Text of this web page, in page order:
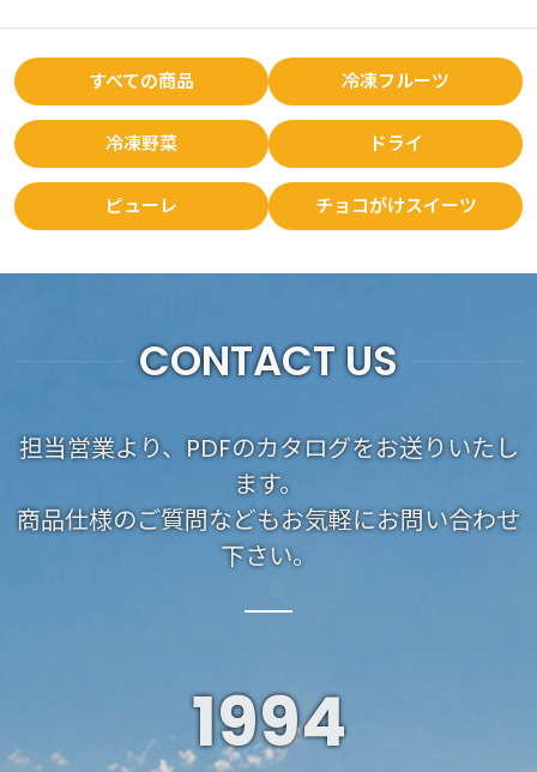
すべての商品 冷凍フルーツ
冷凍野菜 ドライ
ピューレ チョコがけスイーツ
CONTACT US
担当営業より、PDFのカタログをお送りいたし
ます。
商品仕様のご質問などもお気軽にお問い合わせ
下さい。
1994